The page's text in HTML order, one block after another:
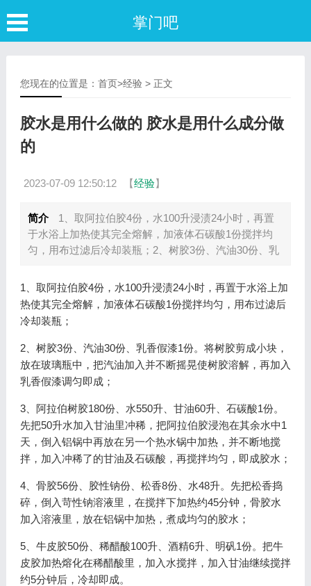
掌门吧
您现在的位置是： 首页>经验> 正文
胶水是用什么做的 胶水是用什么成分做
的
2023-07-09 12:50:12 【经验】
简介
1、取阿拉伯胶4份，水100升浸渍24小时，再置
于水浴上加热使其完全熔解，加液体石碳酸1份搅拌均
匀，用布过滤后冷却装瓶；2、树胶3份、汽油30份、乳
1、取阿拉伯胶4份，水100升浸渍24小时，再置于水浴上加
热使其完全熔解，加液体石碳酸1份搅拌均匀，用布过滤后
冷却装瓶；
2、树胶3份、汽油30份、乳香假漆1份。将树胶剪成小块，
放在玻璃瓶中，把汽油加入并不断摇晃使树胶溶解，再加入
乳香假漆调匀即成；
3、阿拉伯树胶180份、水550升、甘油60升、石碳酸1份。
先把50升水加入甘油里冲稀，把阿拉伯胶浸泡在其余水中1
天，倒入铝锅中再放在另一个热水锅中加热，并不断地搅
拌，加入冲稀了的甘油及石碳酸，再搅拌均匀，即成胶水；
4、骨胶56份、胶性钠份、松香8份、水48升。先把松香捣
碎，倒入苛性钠溶液里，在搅拌下加热约45分钟，骨胶水
加入溶液里，放在铝锅中加热，煮成均匀的胶水；
5、牛皮胶50份、稀醋酸100升、酒精6升、明矾1份。把牛
皮胶加热熔化在稀醋酸里，加入水搅拌，加入甘油继续搅拌
约5分钟后，冷却即成。